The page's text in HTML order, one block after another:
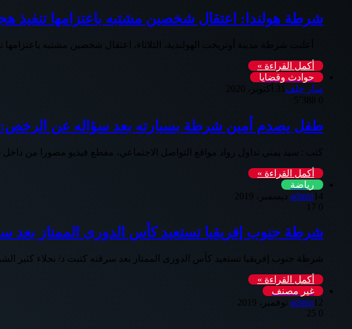
شرطة هولندا: اعتقال شخصين مشتبه باعتزامها تنفيذ
أعلنت شرطة مدينة أوتريخت الهولندية، الثلاثاء، اعتقال شخصين مشتبه
أكمل القراءة »
حوادث وقضايا
منار خلف
طفل يصدم أمين شرطة بسيارته بعد سؤاله عن الرخص:
كتب : سيد يمني تداول رواد مواقع التواصل الاجتماعي، مقطع فيديو مصورا من
أكمل القراءة »
رياضة
admin 14 ديسمبر، 2019
0
شرطة جنوب إفريقيا تستعيد كأس الدورى الممتاز بعد
شرطة جنوب إفريقيا تستعيد كأس الدورى الممتاز بعد سرقته كتبت د/ نجلاء كثير
أكمل القراءة »
غير مصنف
admin 12 نوفمبر، 2019
0